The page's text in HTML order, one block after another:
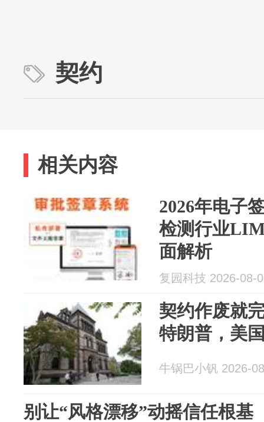
契约
相关内容
2026年电子
检测行业
面解析
复园科技 2026-08-
契约作废就
特朗普，美
牛锅巴小钒 2026-
别让“风格漂移”动摇信任根基